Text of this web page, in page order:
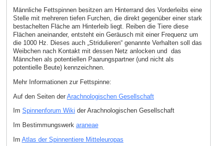
Männliche Fettspinnen besitzen am Hinterrand des Vorderleibs eine
Stelle mit mehreren tiefen Furchen, die direkt gegenüber einer stark
bestachelten Fläche am Hinterleib liegt. Reiben die Tiere diese
Flächen aneinander, entsteht ein Geräusch mit einer Frequenz um
die 1000 Hz. Dieses auch „Stridulieren“ genannte Verhalten soll das
Weibchen nach Kontakt mit dessen Netz anlocken und das
Männchen als potentiellen Paarungspartner (und nicht als
potentielle Beute) kennzeichnen.
Mehr Informationen zur Fettspinne:
Auf den Seiten der Arachnologischen Gesellschaft
Im Spinnenforum Wiki der Arachnologischen Gesellschaft
Im Bestimmungswerk araneae
Im Atlas der Spinnentiere Mitteleuropas